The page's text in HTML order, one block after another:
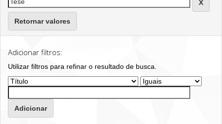
Retornar valores
Adicionar filtros:
Utilizar filtros para refinar o resultado de busca.